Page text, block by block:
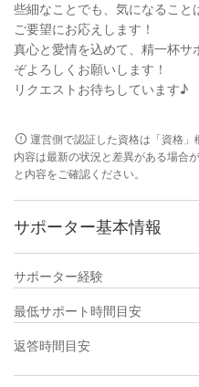
些細なことでも、気になるこ
ご要望にお応えします！
真心と愛情を込めて、精一杯サ
ぞよろしくお願いします！
リクエストお待ちしています♪
運営側で認証した資格は「資格」
内容は最新の状況と差異がある場合
と内容をご確認ください。
サポーター基本情報
サポーター経験
最低サポート時間目安
返答時間目安